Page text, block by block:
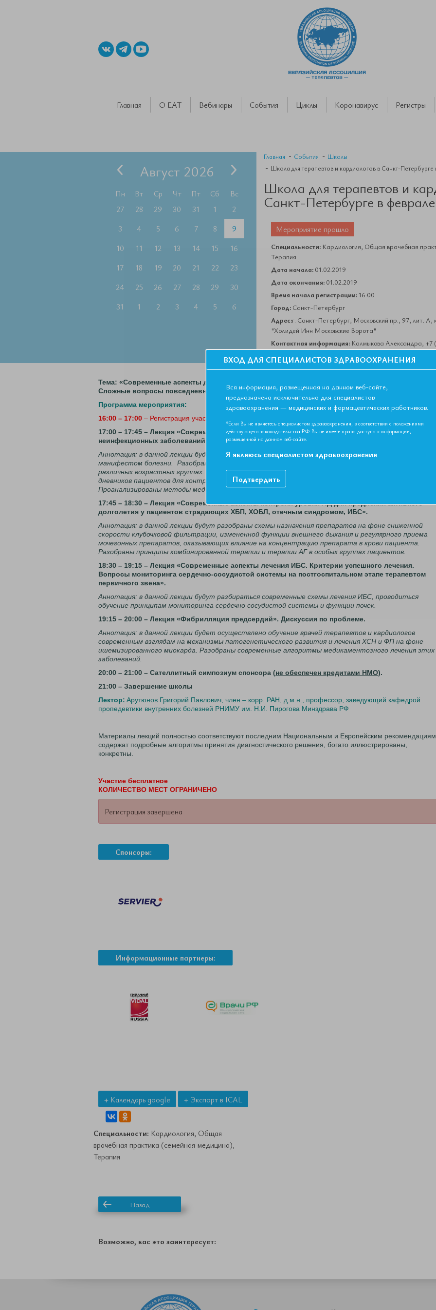
Главная О ЕАТ Вебинары События Циклы Коронавирус Регистры
Август 2026
Пн Вт Ср Чт Пт Сб
Вс
27
28 29 30 31 1
2
3
4 5 6 7 8
9
10
11 12 13 14 15
16
17
18 19 20 21 22
23
24
25 26 27 28 29
30
31
1 2 3 4 5 6
Главная События
Школы
Школа для терапевтов и кардиологов в Санкт-
Школа для терапевтов и
Санкт-Петербурге в
Мероприятие прошло
Специальности:Кардиология, Общая врачебная
Терапия
Дата начала:01.02.2019
Дата окончания:01.02.2019
Время начала регистрации:16:00
Город:Санкт-Петербург
Адрес:г. Санкт-Петербург, Московский пр., 97, лит. А,
"Холидей Инн Московские Ворота"
Контактная информация:Калмыкова Александра, +7
Тема: «Современные аспекты диагностики и лечения пациентов с высокой коморбидностью.
Сложные вопросы повседневной практики терапевта и кардиолога»
Программа мероприятия:
16:00 – 17:00 – Регистрация участников
17:00 – 17:45 – Лекция «Современные аспекта контроля факторов риска основных
неинфекционных заболеваний у пациентов с высокой коморбидностью».
Аннотация: в данной лекции будут освещены вопросы диагностики ФР у лиц со стертым
манифестом болезни. Разобраны аспекты контроля уровня ЛПНП, общего ХС, уровня АД в
различных возрастных группах. В лекции подробно будут разобраны результаты СМАД, оценки
дневников пациентов для контроля уровня потребления соли и нутрициологического статуса.
Проанализированы методы медикаментозной коррекции ФР.
17:45 – 18:30 – Лекция «Современные аспекты контроля уровня АД для продления активного
долголетия у пациентов страдающих ХБП, ХОБЛ, отечным синдромом, ИБС».
Аннотация: в данной лекции будут разобраны схемы назначения препаратов на фоне сниженной
скорости клубочковой фильтрации, измененной функции внешнего дыхания и регулярного приема
мочегонных препаратов, оказывающих влияние на концентрацию препарата в крови пациента.
Разобраны принципы комбинированной терапии и терапии АГ в особых группах пациентов.
18:30 – 19:15 – Лекция «Современные аспекты лечения ИБС. Критерии успешного лечения.
Вопросы мониторинга сердечно-сосудистой системы на постгоспитальном этапе терапевтом
первичного звена».
Аннотация: в данной лекции будут разбираться современные схемы лечения ИБС, проводиться
обучение принципам мониторинга сердечно сосудистой системы и функции почек.
19:15 – 20:00 – Лекция «Фибрилляция предсердий». Дискуссия по проблеме.
Аннотация: в данной лекции будет осуществлено обучение врачей терапевтов и кардиологов
современным взглядам на механизмы патогенетического развития и лечения ХСН и ФП на фоне
ишемизированного миокарда. Разобраны современные алгоритмы медикаментозного лечения этих
заболеваний.
20:00 – 21:00 – Сателлитный симпозиум спонсора (не обеспечен кредитами НМО).
21:00 – Завершение школы
Лектор: Арутюнов Григорий Павлович, член – корр. РАН, д.м.н., профессор, заведующий кафедрой
пропедевтики внутренних болезней РНИМУ им. Н.И. Пирогова Минздрава РФ
Материалы лекций полностью соответствуют последним Национальным и Европейским
содержат подробные алгоритмы принятия диагностического решения, богато иллюстрированы,
конкретны.
Участие бесплатное
КОЛИЧЕСТВО МЕСТ ОГРАНИЧЕНО
Регистрация завершена
Спонсоры:
Информационные партнеры:
+ Календарь google + Экспорт в ICAL
Специальности: Кардиология, Общая
врачебная практика (семейная медицина),
Терапия
Назад
Возможно, вас это заинтересует:
ВХОД ДЛЯ СПЕЦИАЛИСТОВ ЗДРАВООХРАНЕНИЯ
Вся информация, размещенная на данном веб-сайте,
предназначена исключительно для специалистов
здравоохранения — медицинских и фармацевтических работников.
*Если Вы не являетесь специалистом здравоохранения, в соответствии с положениями
действующего законодательства РФ Вы не имеете права доступа к информации,
размещенной на данном веб-сайте.
Я являюсь специалистом здравоохранения
Подтвердить